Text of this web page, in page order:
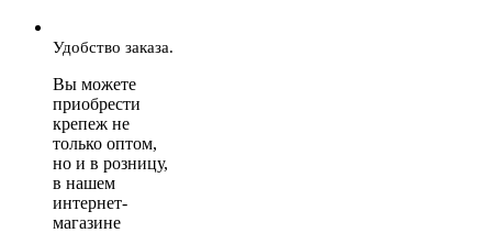
Удобство заказа.
Вы можете
приобрести
крепеж не
только оптом,
но и в розницу,
в нашем
интернет-
магазине